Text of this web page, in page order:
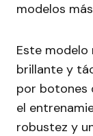
modelos
Este modelo
brillante y
por botones
el
robustez y